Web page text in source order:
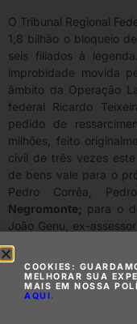
O Tribunal Regional
1,8 bilhão o bloqueio
seis filiados à
improbidade movida
âmbito da Operação
federal Ricardo
pedido de
milhões, feito
civil de três vezes
de bens vale para o
Pedro Corrêa,
Negromonte; para o
João Genu, ex-
Janene. “Neste
deverá incidir sobre
postulados pelo MPF,
ao erário”, afirmou o
COOKIES:
MELHORAR SUA
MAIS EM NOSSA
AQUI.